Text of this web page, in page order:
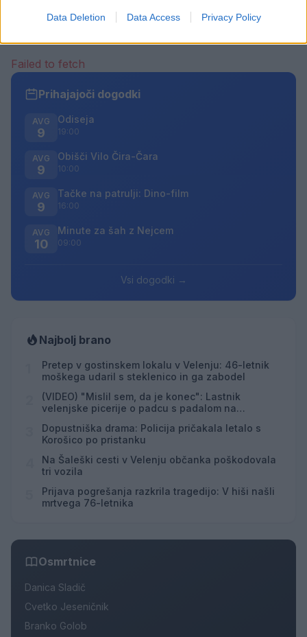
Data Deletion Data Access Privacy Policy
bodo odstranjeni.
Pravila komentiranja →
Failed to fetch
Prihajajoči dogodki
AVG
9
Odiseja
19:00
AVG
9
Obišči Vilo Čira-Čara
10:00
AVG
9
Tačke na patrulji: Dino-film
16:00
AVG
10
Minute za šah z Nejcem
09:00
Vsi dogodki →
Najbolj brano
Pretep v gostinskem lokalu v Velenju: 46-letnik
moškega udaril s steklenico in ga zabodel
(VIDEO) "Mislil sem, da je konec": Lastnik
velenjske picerije o padcu s padalom na
Dopustniška drama: Policija pričakala letalo s
Korošico po pristanku
Na Šaleški cesti v Velenju občanka poškodovala
tri vozila
Prijava pogrešanja razkrila tragedijo: V hiši našli
mrtvega 76-letnika
Osmrtnice
Danica Sladič
Cvetko Jeseničnik
Branko Golob